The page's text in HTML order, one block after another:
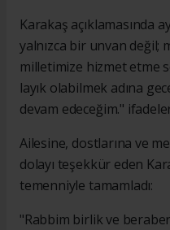
Karakaş açıklamasında
yalnızca bir unvan değil;
milletimize hizmet etme
layık olabilmek adına
devam edeceğim."
Ailesine, dostlarına ve
dolayı teşekkür eden
temenniyle tamamladı:
"Rabbim birlik ve